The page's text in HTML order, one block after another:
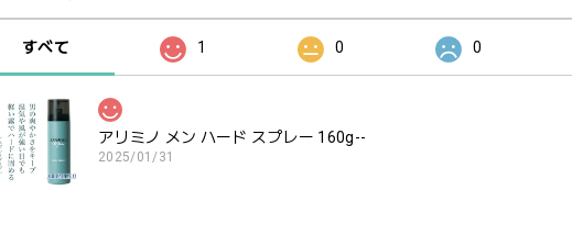
すべて 1 0 0
アリミノ メン ハード スプレー 160g--
2025/01/31